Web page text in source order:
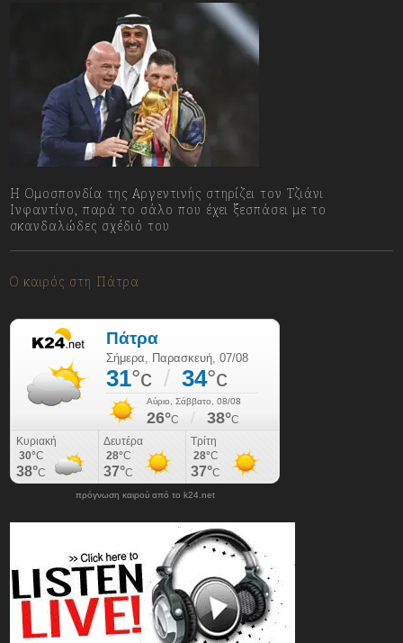
Η Ομοσπονδία της Αργεντινής στηρίζει τον Τζιάνι
Ινφαντίνο, παρά το σάλο που έχει ξεσπάσει με το
σκανδαλώδες σχέδιό του
Ο καιρός στη Πάτρα
πρόγνωση καιρού από το k24.net